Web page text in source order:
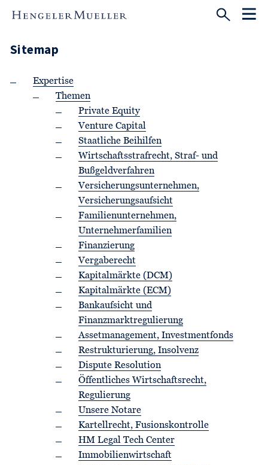
Sitemap
Expertise
Themen
Private Equity
Venture Capital
Staatliche Beihilfen
Wirtschaftsstrafrecht, Straf- und
Bußgeldverfahren
Versicherungsunternehmen,
Versicherungsaufsicht
Familienunternehmen,
Unternehmerfamilien
Finanzierung
Vergaberecht
Kapitalmärkte (DCM)
Kapitalmärkte (ECM)
Bankaufsicht und
Finanzmarktregulierung
Assetmanagement, Investmentfonds
Restrukturierung, Insolvenz
Dispute Resolution
Öffentliches Wirtschaftsrecht,
Regulierung
Unsere Notare
Kartellrecht, Fusionskontrolle
HM Legal Tech Center
Immobilienwirtschaft